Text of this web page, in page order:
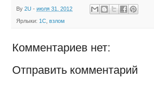
By 2U - июля 31, 2012
Ярлыки: 1С взлом
Комментариев нет:
Отправить комментарий